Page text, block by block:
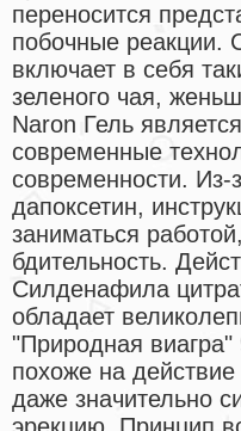
переносится
побочные реакции.
включает в себя
зеленого чая,
Naron Гель
современные
современности. Из-
дапоксетин,
заниматься
бдительность.
Силденафила
обладает
"Природная
похоже на
даже значительно